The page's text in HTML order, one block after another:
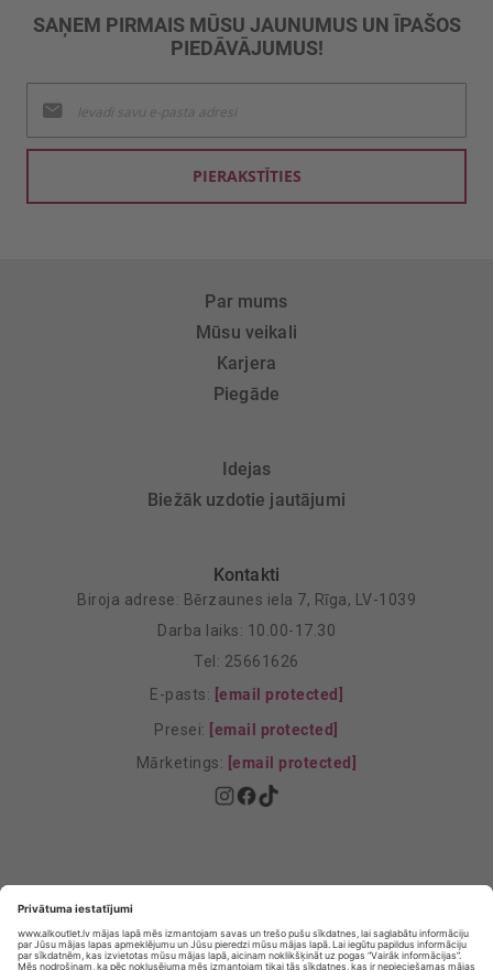
SAŅEM PIRMAIS MŪSU JAUNUMUS UN ĪPAŠOS
PIEDĀVĀJUMUS!
jaunumu
saņemšanai:
PIERAKSTĪTIES
Par mums
Mūsu veikali
Karjera
Piegāde
Idejas
Biežāk uzdotie jautājumi
Kontakti
Biroja adrese: Bērzaunes iela 7, Rīga, LV-1039
Darba laiks: 10.00-17.30
Tel: 25661626
E-pasts: [email protected]
Presei: [email protected]
Mārketings: [email protected]
Privātuma Iestatījumi
E-veikala lietošanas noteikumi